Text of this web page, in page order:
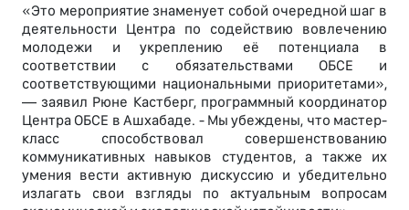
«Это мероприятие знаменует собой очередной шаг в
деятельности Центра по содействию вовлечению
молодежи и укреплению её потенциала в
соответствии с обязательствами ОБСЕ и
соответствующими национальными приоритетами»,
— заявил Рюне Кастберг, программный координатор
Центра ОБСЕ в Ашхабаде. - Мы убеждены, что мастер-
класс способствовал совершенствованию
коммуникативных навыков студентов, а также их
умения вести активную дискуссию и убедительно
излагать свои взгляды по актуальным вопросам